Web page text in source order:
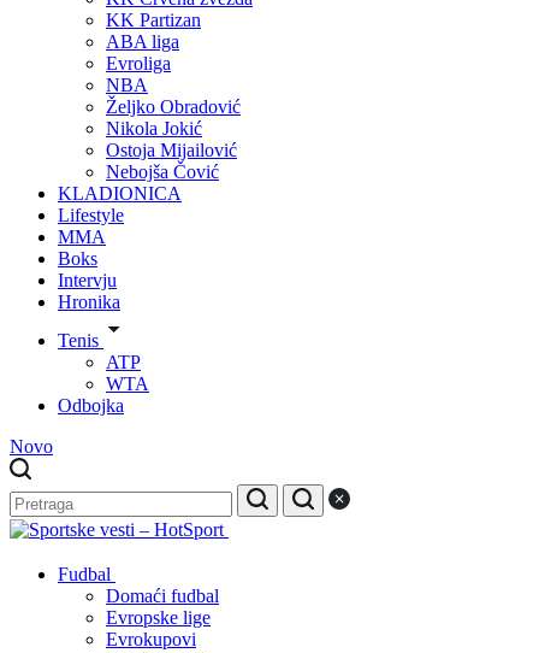
KK Partizan
ABA liga
Evroliga
NBA
Željko Obradović
Nikola Jokić
Ostoja Mijailović
Nebojša Čović
KLADIONICA
Lifestyle
MMA
Boks
Intervju
Hronika
Tenis
ATP
WTA
Odbojka
Novo
Fudbal
Domaći fudbal
Evropske lige
Evrokupovi